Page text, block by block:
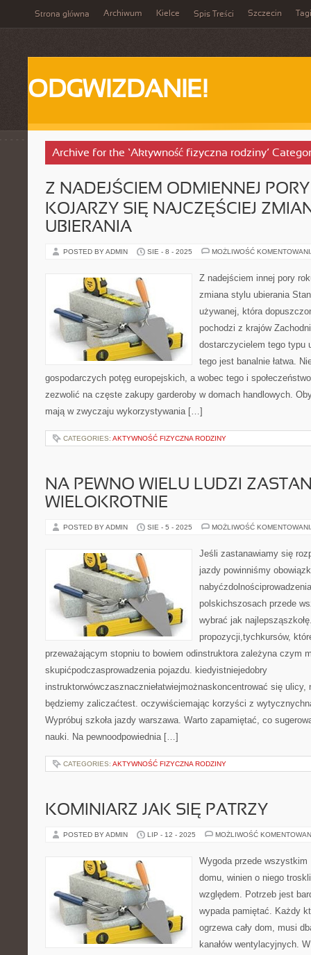
Strona główna Archiwum Kielce Spis Treści Szczecin Tagi
ODGWIZDANIE!
Archive for the ‘Aktywność fizyczna rodziny’
Z NADEJŚCIEM ODMIENNEJ
KOJARZY SIĘ NAJCZĘŚCIEJ
UBIERANIA
POSTED BY ADMIN SIE - 8 - 2025 MOŻLIWOŚĆ
Z nadejściem innej pory
zmiana stylu ubierania
używanej, która
pochodzi z krajów
dostarczycielem tego typu
tego jest banalnie łatwa.
gospodarczych potęg europejskich, a wobec tego i
zezwolić na częste zakupy garderoby w domach handlowych.
mają w zwyczaju wykorzystywania […]
CATEGORIES: AKTYWNOŚĆ FIZYCZNA RODZINY
NA PEWNO WIELU LUDZI
WIELOKROTNIE
POSTED BY ADMIN SIE - 5 - 2025 MOŻLIWOŚĆ
Jeśli zastanawiamy się
jazdy powinniśmy
polskichszosach przede
wybrać jak
propozycji,tychkursów,
przeważającym stopniu to bowiem odinstruktora zależyna czym
skupićpodczasprowadzenia pojazdu. kiedyistniejedobry
instruktorwówczasznaczniełatwiejmożnaskoncentrować się ulicy,
będziemy zaliczaćtest. oczywiściemając korzyści z
Wypróbuj szkoła jazdy warszawa. Warto zapamiętać, co
nauki. Na pewnoodpowiednia […]
CATEGORIES: AKTYWNOŚĆ FIZYCZNA RODZINY
KOMINIARZ JAK SIĘ PATRZY
POSTED BY ADMIN LIP - 12 - 2025 MOŻLIWOŚĆ
Wygoda przede wszystkim
domu, winien o niego
względem. Potrzeb jest
wypada pamiętać. Każdy
ogrzewa cały dom, musi
kanałów wentylacyjnych.